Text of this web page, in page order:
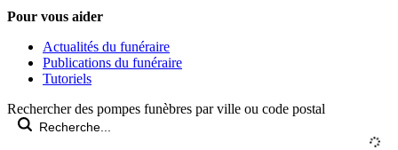
Pour vous aider
Actualités du funéraire
Publications du funéraire
Tutoriels
Rechercher des pompes funèbres par ville ou code postal